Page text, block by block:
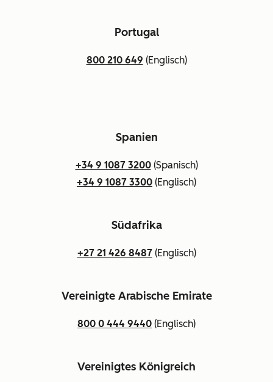
Portugal
800 210 649 (Englisch)
Spanien
+34 9 1087 3200(Spanisch)
+34 9 1087 3300 (Englisch)
Südafrika
+27 21 426 8487(Englisch)
Vereinigte Arabische Emirate
800 0 444 9440 (Englisch)
Vereinigtes Königreich